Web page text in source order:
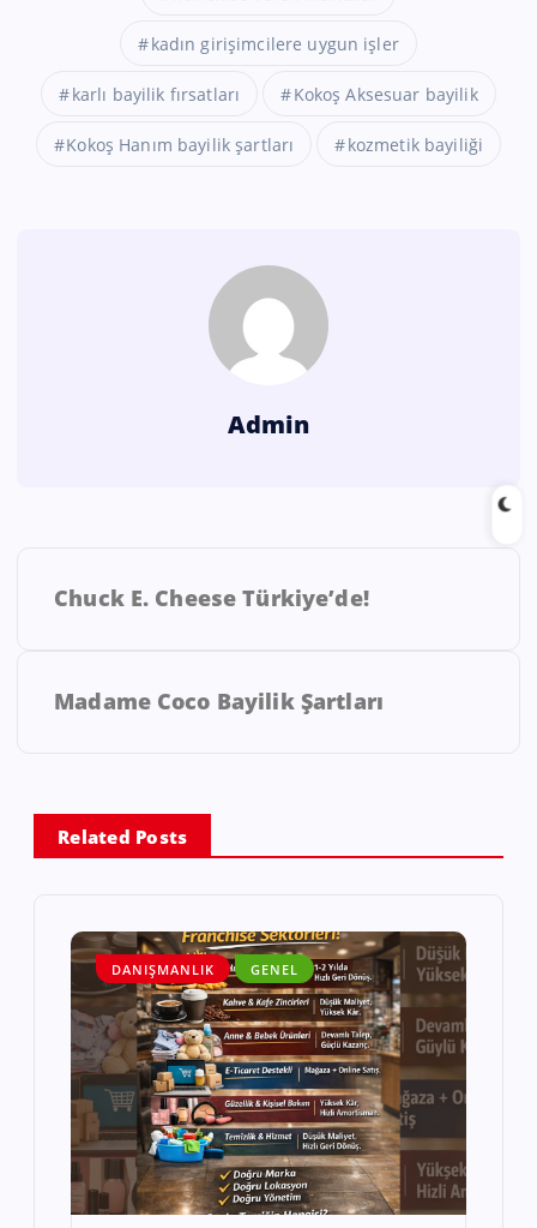
kadın girişimcilere uygun işler
karlı bayilik fırsatları Kokoş Aksesuar bayilik
Kokoş Hanım bayilik şartları kozmetik bayiliği
Admin
Chuck E. Cheese Türkiye’de!
Madame Coco Bayilik Şartları
Related Posts
DANIŞMANLIK GENEL